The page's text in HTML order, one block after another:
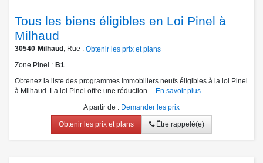
Tous les biens éligibles en Loi Pinel à
Milhaud
30540 Milhaud , Rue : Obtenir les prix et plans
Zone Pinel
B1
Obtenez la liste des programmes immobiliers neufs éligibles à la loi Pinel
à Milhaud. La loi Pinel offre une réduction...
En savoir plus
A partir de : Demander les prix
Obtenir les prix et plans Être rappelé(e)